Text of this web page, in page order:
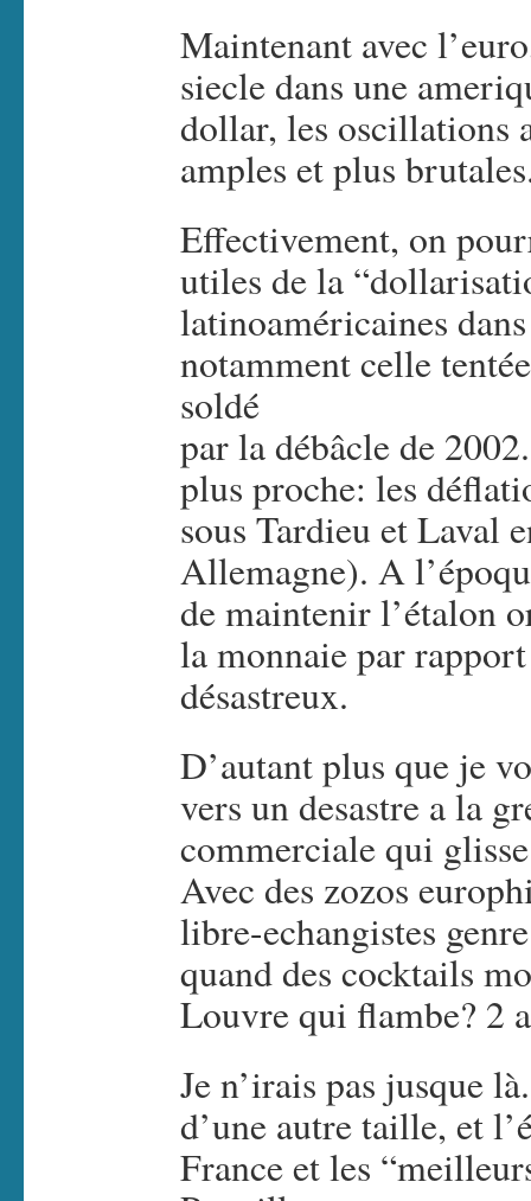
Maintenant avec
siecle dans une
dollar, les oscillations
amples et plus
Effectivement, on
utiles de la
latinoaméricaines
notamment celle
soldé
par la débâcle de
plus proche: les
sous Tardieu et Laval
Allemagne). A
de maintenir l’étalon
la monnaie par
désastreux.
D’autant plus que je
vers un desastre a la
commerciale qui
Avec des zozos
libre-echangistes
quand des cocktails
Louvre qui flambe? 2
Je n’irais pas jusque
d’une autre taille, et
France et les